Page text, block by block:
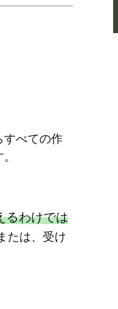
すべての作
るわけでは
たは、受け